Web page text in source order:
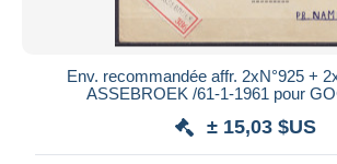
Env. recommandée affr. 2xN°925 +
ASSEBROEK /61-1-1961 pour
± 15,03 $US